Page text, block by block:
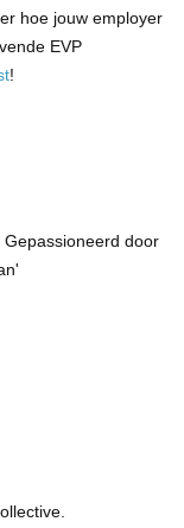
hoe jouw employer
EVP
!
door